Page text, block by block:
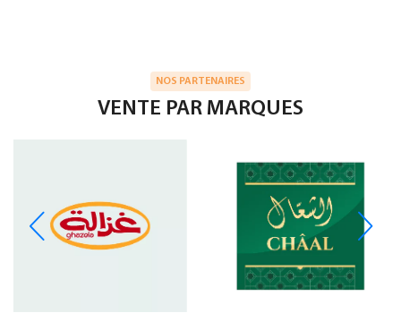
NOS PARTENAIRES
VENTE PAR MARQUES